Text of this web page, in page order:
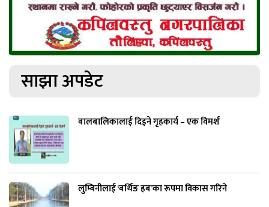
साझा अपडेट
बालबालिकालाई दिइने गृहकार्य – एक विमर्श
लुम्बिनीलाई ‘बर्थिङ हब’का रूपमा विकास गरिने